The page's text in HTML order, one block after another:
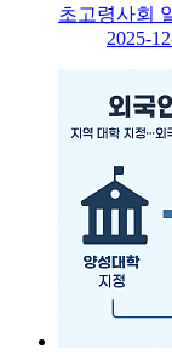
초고령사회
2025-